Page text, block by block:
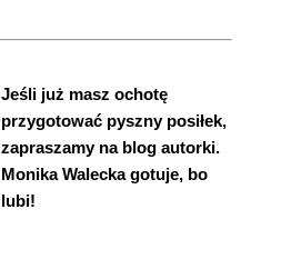
Jeśli już masz ochotę
przygotować pyszny posiłek,
zapraszamy na blog autorki.
Monika Walecka gotuje, bo
lubi!